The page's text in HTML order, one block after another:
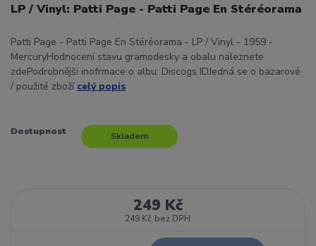
LP / Vinyl: Patti Page - Patti Page En Stéréorama
Patti Page - Patti Page En Stéréorama - LP / Vinyl - 1959 -
MercuryHodnocení stavu gramodesky a obalu naleznete
zdePodrobnější inofrmace o albu: Discogs IDJedná se o bazarové
/ použité zboží celý popis
Dostupnost Skladem
249 Kč
249 Kč bez DPH